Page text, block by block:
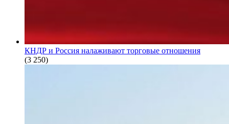
КНДР и Россия налаживают торговые отношения
(3 250)